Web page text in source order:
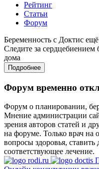
Рейтинг
Статьи
Форум
Беременность с Доктис
Следите за
дома
Подробнее
Форум временно
Форум о планировании,
Мнение администрации
зрения авторов статей и
на форуме. Только врач на
вопросы здоровья, ставить
соответствующее лечение.